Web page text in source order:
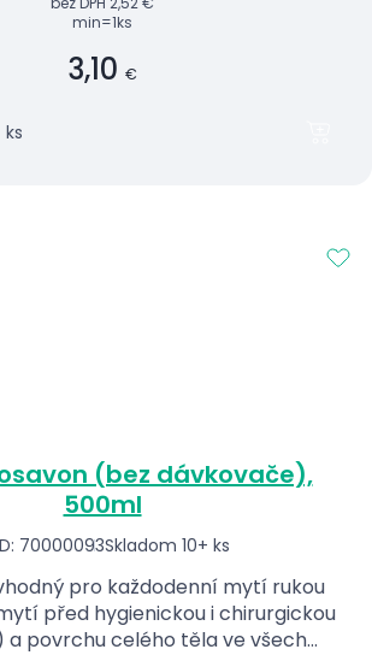
min=1ks
3,10 €
ks
(bez dávkovače),
500ml
70000093Skladom 10+ ks
pro každodenní mytí rukou
před hygienickou i chirurgickou
a povrchu celého těla ve všech